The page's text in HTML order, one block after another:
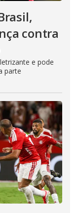
contra
e pode
parte